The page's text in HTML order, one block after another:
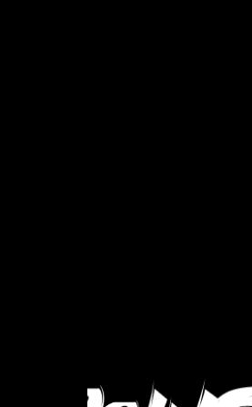
Coldfire Live Resin at